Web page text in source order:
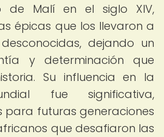
de Malí en el siglo XIV,
épicas que los llevaron a
dejando un
y determinación que
Su influencia en la
fue significativa,
para futuras generaciones
que desafiaron las